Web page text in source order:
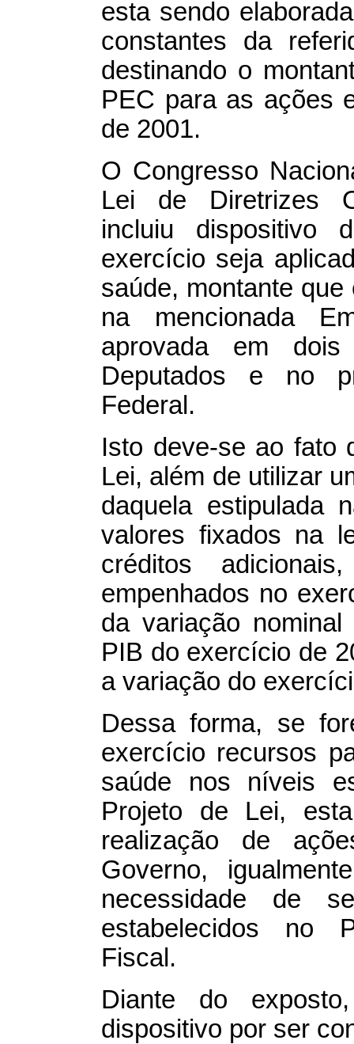
esta sendo
constantes da
destinando o
PEC para as ações
de 2001.
O Congresso
Lei de Diretrizes
incluiu dispositivo
exercício seja
saúde, montante
na mencionada
aprovada em
Deputados e no
Federal.
Isto deve-se ao fato
Lei, além de utilizar
daquela estipulada
valores fixados na
créditos
empenhados no
da variação
PIB do exercício de
a variação do
Dessa forma, se
exercício recursos
saúde nos níveis
Projeto de Lei,
realização de
Governo,
necessidade de
estabelecidos no
Fiscal.
Diante do
dispositivo por ser